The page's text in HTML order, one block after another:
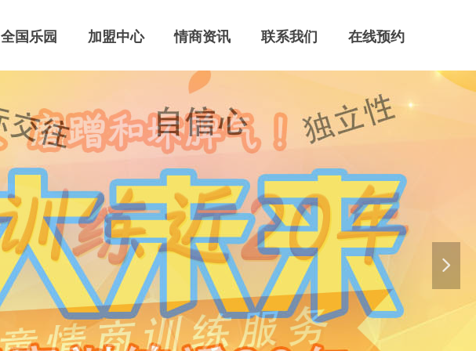
넲
全国乐园 加盟中心 情商资讯 联系我们 在线预约